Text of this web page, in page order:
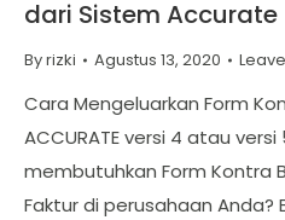
dari Sistem Accurate
Byrizki Agustus 13, 2020
Cara Mengeluarkan Form
ACCURATE versi 4 atau
membutuhkan Form Kontra
Faktur di perusahaan